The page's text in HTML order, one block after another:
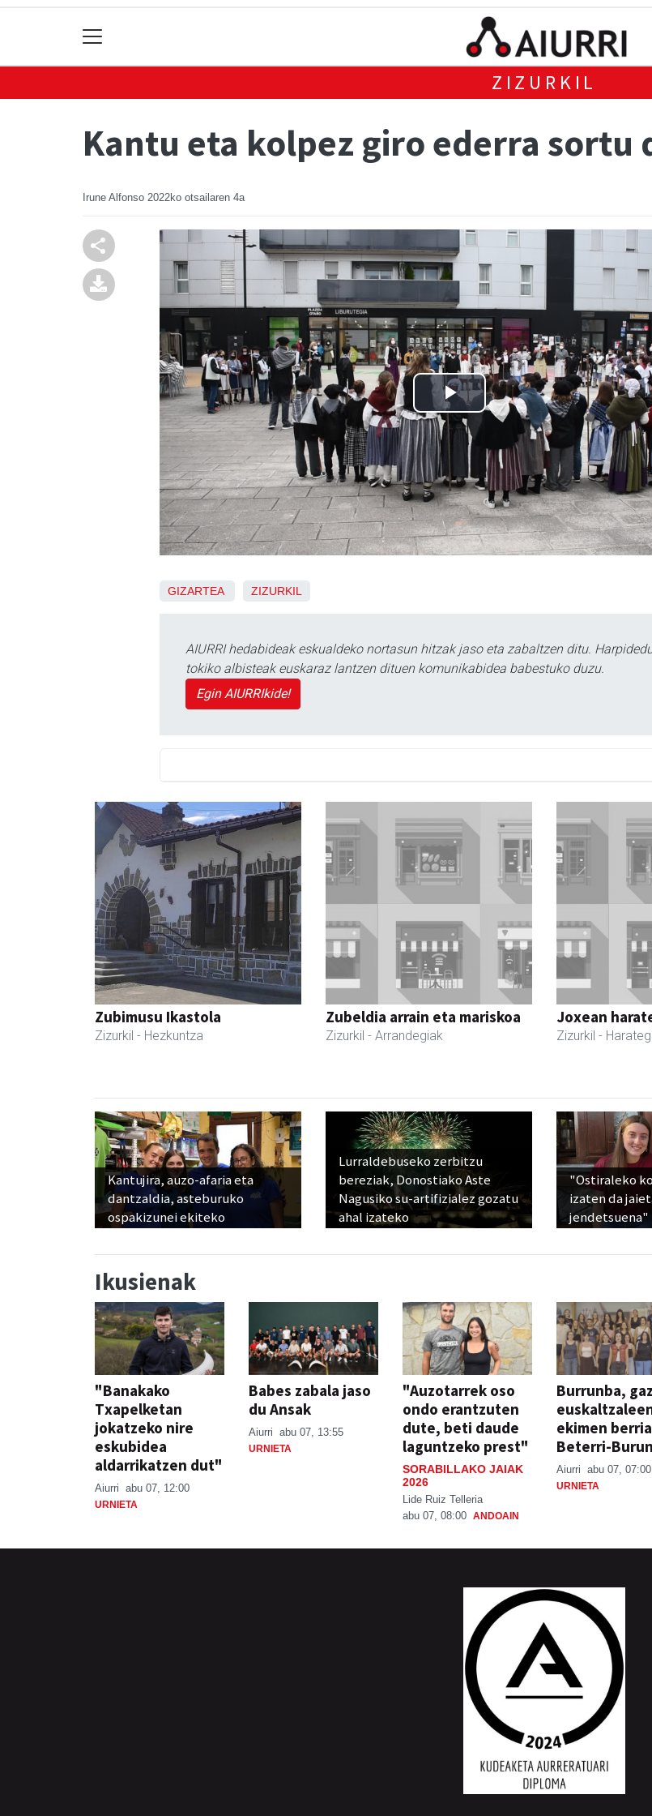
ZIZURKIL
Kantu eta kolpez giro ederra sortu
Irune Alfonso 2022ko otsailaren 4a
GIZARTEA ZIZURKIL
AIURRI hedabideak eskualdeko nortasun hitzak jaso eta zabaltzen ditu.
tokiko albisteak euskaraz lantzen dituen komunikabidea babestuko duzu.
Egin AIURRIkide!
Zubimusu Ikastola
Zizurkil - Hezkuntza
Zubeldia arrain eta mariskoa
Zizurkil - Arrandegiak
Joxean
Zizurkil -
Kantujira, auzo-afaria eta
dantzaldia, asteburuko
ospakizunei ekiteko
Lurraldebuseko zerbitzu
bereziak, Donostiako Aste
Nagusiko su-artifizialez gozatu
ahal izateko
"Ostiraleko
izaten da
jendetsuena"
Ikusienak
"Banakako
Txapelketan
jokatzeko nire
eskubidea
aldarrikatzen dut"
Aiurri abu 07, 12:00
URNIETA
Babes zabala jaso
du Ansak
Aiurri abu 07, 13:55
URNIETA
"Auzotarrek oso
ondo erantzuten
dute, beti daude
laguntzeko prest"
SORABILLAKO JAIAK
2026
Lide Ruiz Telleria
abu 07, 08:00 ANDOAIN
Burrunba,
ekimen berria
Beterri-
Aiurri abu 07, 07:00
URNIETA